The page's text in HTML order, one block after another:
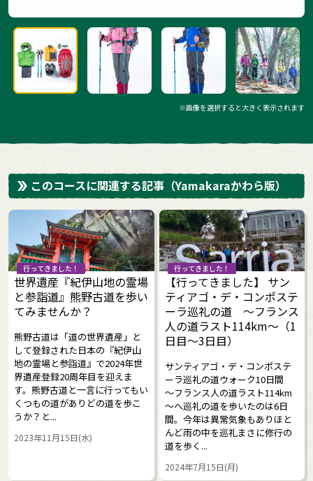
※画像を選択すると大きく表示されます
このコースに関連する記事 （Yamakaraかわら版）
行ってきました！
世界遺産『紀伊山地の霊場
と参詣道』熊野古道を歩い
てみませんか？
熊野古道は「道の世界遺産」と
して登録された日本の『紀伊山
地の霊場と参詣道』で2024年世
界遺産登録20周年目を迎えま
す。熊野古道と一言に行ってもい
くつもの道がありどの道を歩こ
うか？と...
2023年11月15日(水)
行ってきました！
【行ってきました】 サン
ティアゴ・デ・コンポステ
ーラ巡礼の道 ～フランス
人の道ラスト114km～（1
日目～3日目）
サンティアゴ・デ・コンポステ
ーラ巡礼の道ウォーク10日間
～フランス人の道ラスト114km
～へ巡礼の道を歩いたのは6日
間。今年は異常気象もありほと
んど雨の中を巡礼まさに修行の
道を歩く...
2024年7月15日(月)